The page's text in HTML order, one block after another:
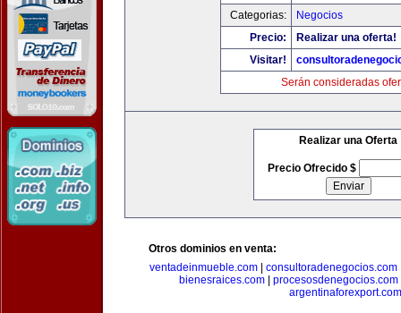
Categorias:
Negocios
Precio:
Realizar una oferta!
Visitar!
Serán consideradas
Realizar una Oferta
Precio Ofrecido $
Otros dominios en venta:
ventadeinmueble.com| consultoradenegocios.com
bienesraices.com
procesosdenegocios.com
argentinaforexport.com